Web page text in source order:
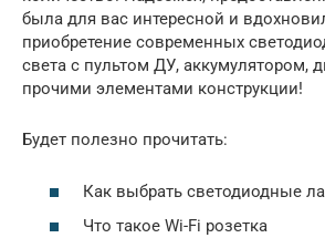
была для вас интересной и
приобретение современных
света с пультом ДУ, аккумулятором,
прочими элементами конструкции!
Будет полезно прочитать:
Как выбрать светодиодные
Что такое Wi-Fi розетка